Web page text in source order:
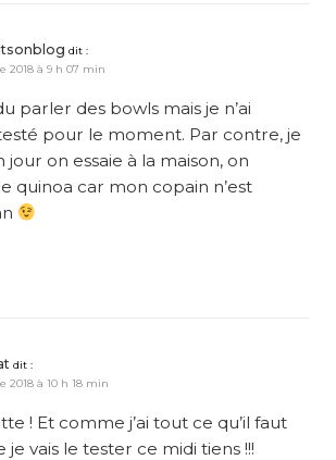
dit :
2018 à 9 h 07 min
parler des bowls mais je n’ai
pour le moment. Par contre, je
jour on essaie à la maison, on
quinoa car mon copain n’est
dit :
2018 à 10 h 18 min
! Et comme j’ai tout ce qu’il faut
je vais le tester ce midi tiens !!!